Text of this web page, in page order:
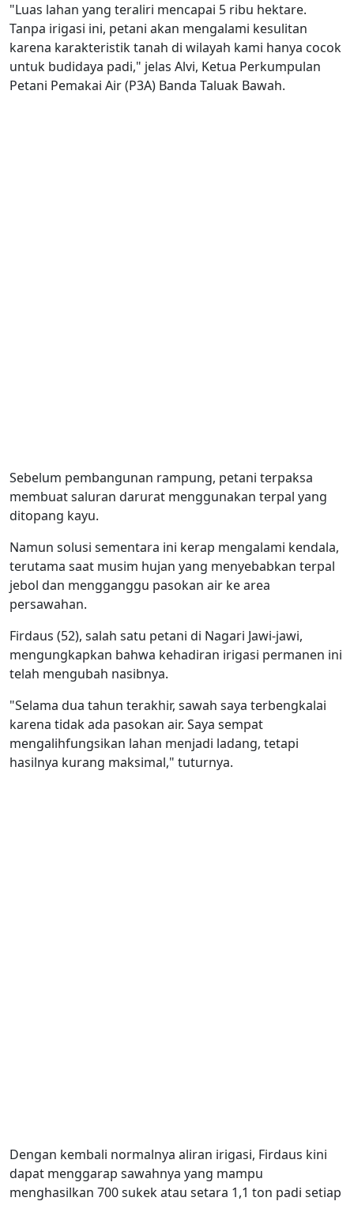
"Luas lahan yang teraliri mencapai 5 ribu hektare.
Tanpa irigasi ini, petani akan mengalami kesulitan
karena karakteristik tanah di wilayah kami hanya cocok
untuk budidaya padi," jelas Alvi, Ketua Perkumpulan
Petani Pemakai Air (P3A) Banda Taluak Bawah.
Sebelum pembangunan rampung, petani terpaksa
membuat saluran darurat menggunakan terpal yang
ditopang kayu.
Namun solusi sementara ini kerap mengalami kendala,
terutama saat musim hujan yang menyebabkan terpal
jebol dan mengganggu pasokan air ke area
persawahan.
Firdaus (52), salah satu petani di Nagari Jawi-jawi,
mengungkapkan bahwa kehadiran irigasi permanen ini
telah mengubah nasibnya.
"Selama dua tahun terakhir, sawah saya terbengkalai
karena tidak ada pasokan air. Saya sempat
mengalihfungsikan lahan menjadi ladang, tetapi
hasilnya kurang maksimal," tuturnya.
Dengan kembali normalnya aliran irigasi, Firdaus kini
dapat menggarap sawahnya yang mampu
menghasilkan 700 sukek atau setara 1,1 ton padi setiap